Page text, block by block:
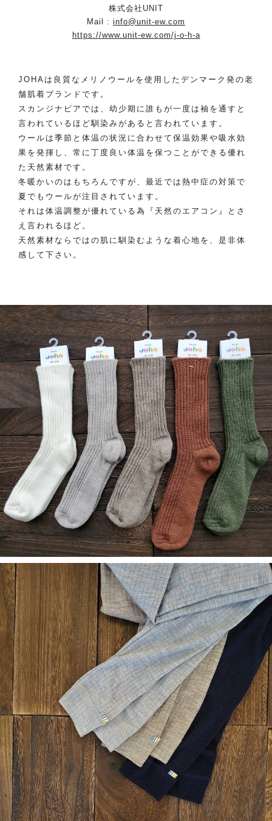
株式会社UNIT
Mail : info@unit-ew.com
https://www.unit-ew.com/j-o-h-a
JOHAは良質なメリノウールを使用したデンマーク発の老
舗肌着ブランドです。
スカンジナビアでは、幼少期に誰もが一度は袖を通すと
言われているほど馴染みがあると言われています。
ウールは季節と体温の状況に合わせて保温効果や吸水効
果を発揮し、常に丁度良い体温を保つことができる優れ
た天然素材です。
冬暖かいのはもちろんですが、最近では熱中症の対策で
夏でもウールが注目されています。
それは体温調整が優れている為『天然のエアコン』とさ
え言われるほど。
天然素材ならではの肌に馴染むような着心地を、是非体
感して下さい。